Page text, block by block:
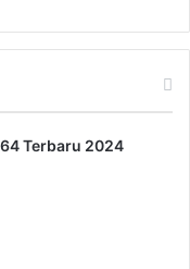
Terbaru 2024